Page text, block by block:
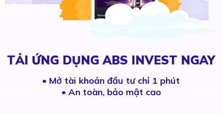
TẢI ỨNG DỤNG ABS INVEST NGAY
• Mở tài khoản đầu tư chỉ 1 phút
• An toàn, bảo mật cao